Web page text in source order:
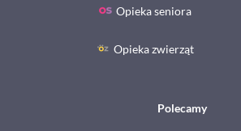
Opieka seniora
Opieka zwierząt
Polecamy